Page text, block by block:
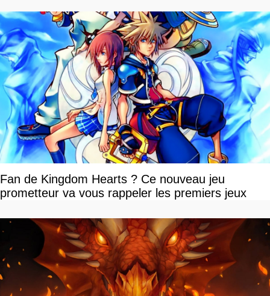
Fan de Kingdom Hearts ? Ce nouveau jeu
prometteur va vous rappeler les premiers jeux